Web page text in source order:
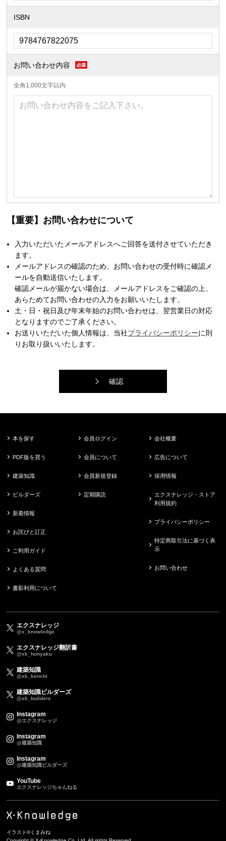
ISBN
お問い合わせ内容
全角1,000文字以内
【重要】お問い合わせについて
入力いただいたメールアドレスへご回答を送付させていただき
ます。
メールアドレスの確認のため、お問い合わせの受付時に確認メ
ールを自動送信いたします。
確認メールが届かない場合は、メールアドレスをご確認の上、
あらためてお問い合わせの入力をお願いいたします。
土・日・祝日及び年末年始のお問い合わせは、翌営業日の対応
となりますのでご了承ください。
お送りいただいた個人情報は、当社プライバシーポリシーに則
りお取り扱いいたします。
確認
本を探す
PDF版を買う
建築知識
ビルダーズ
新着情報
お詫びと訂正
ご利用ガイド
よくある質問
書影利用について
会員ログイン
会員について
会員新規登録
定期購読
会社概要
広告について
採用情報
エクスナレッジ・ストア
利用規約
プライバシーポリシー
特定商取引法に基づく表
示
お問い合わせ
エクスナレッジ
@x_knowledge
エクスナレッジ翻訳書
@xk_honyaku
建築知識
@xk_kenchi
建築知識ビルダーズ
@xk_builders
Instagram
@エクスナレッジ
Instagram
@建築知識
Instagram
@建築知識ビルダーズ
YouTube
エクスナレッジちゃんねる
イラスト©くまみね